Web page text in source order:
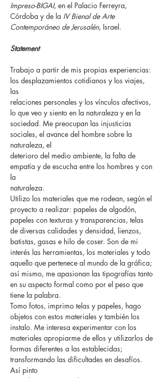
Impreso-BIGAI, en el Palacio Ferreyra,
Córdoba y de la IV Bienal de Arte
Contemporáneo de Jerusalén, Israel.
Statement
Trabajo a partir de mis propias experiencias:
los desplazamientos cotidianos y los viajes,
las
relaciones personales y los vínculos afectivos,
lo que veo y siento en la naturaleza y en la
sociedad. Me preocupan las injusticias
sociales, el avance del hombre sobre la
naturaleza, el
deterioro del medio ambiente, la falta de
empatía y de escucha entre los hombres y con
la
naturaleza.
Utilizo los materiales que me rodean, según el
proyecto a realizar: papeles de algodón,
papeles con texturas y transparencias, telas
de diversas calidades y densidad, lienzos,
batistas, gasas e hilo de coser. Son de mi
interés las herramientas, los materiales y todo
aquello que pertenece al mundo de la gráfica;
así mismo, me apasionan las tipografías tanto
en su aspecto formal como por el peso que
tiene la palabra.
Tomo fotos, imprimo telas y papeles, hago
objetos con estos materiales y también los
instalo. Me interesa experimentar con los
materiales apropiarme de ellos y utilizarlos de
formas diferentes a las establecidas;
transformando las dificultades en desafíos.
Así pinto